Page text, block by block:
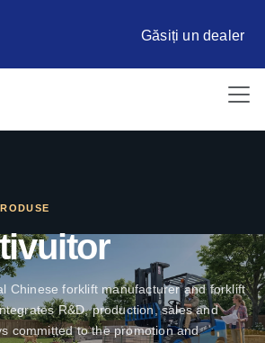
Găsiți un dealer
Chinese forklift manufacturer and forklift
R&D, production, sales and
committed to the promotion and